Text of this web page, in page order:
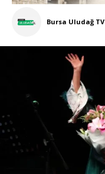
Bursa Uludağ TV